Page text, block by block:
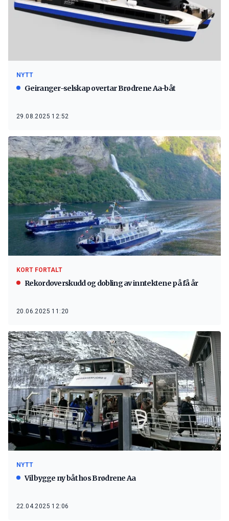
NYTT
Geiranger-selskap overtar Brødrene Aa-båt
29.08.2025 12:52
KORT FORTALT
Rekordoverskudd og dobling av inntektene på få år
20.06.2025 11:20
NYTT
Vil bygge ny båt hos Brødrene Aa
22.04.2025 12:06